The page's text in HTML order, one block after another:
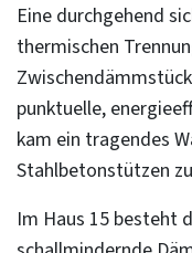
Eine durchgehend
thermischen
punktuelle,
kam ein tragendes
Stahlbetonstützen
Im Haus 15 besteht